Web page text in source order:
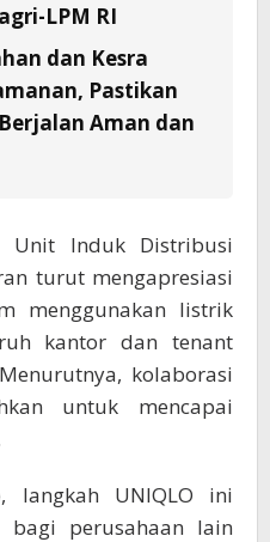
LPM RI
dan Kesra
Pastikan
Aman dan
Unit Induk Distribusi
turut mengapresiasi
menggunakan listrik
kantor dan tenant
kolaborasi
untuk mencapai
langkah UNIQLO ini
perusahaan lain